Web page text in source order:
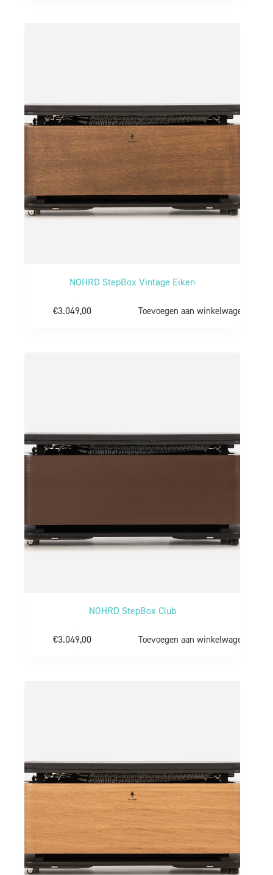
NOHRD StepBox Vintage Eiken
€3.049,00 Toevoegen aan winkelwagen
NOHRD StepBox Club
€3.049,00 Toevoegen aan winkelwagen